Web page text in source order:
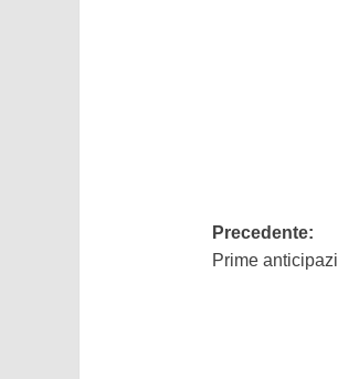
articolo
Precedente:
Prime